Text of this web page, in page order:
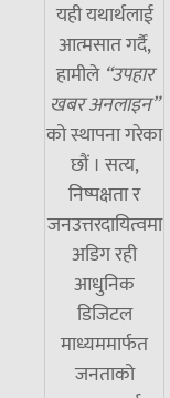
यही यथार्थलाई
आत्मसात गर्दै,
हामीले “उपहार
खबर अनलाइन”
को स्थापना गरेका
छौं । सत्य,
निष्पक्षता र
जनउत्तरदायित्वमा
अडिग रही
आधुनिक
डिजिटल
माध्यममार्फत
जनताको